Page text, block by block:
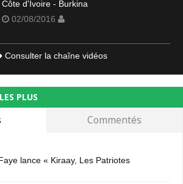
Côte d'Ivoire - Burkina
02/08/2016
Consulter la chaîne vidéos
PLUS
Commentés
lance « Kiraay, Les Patriotes